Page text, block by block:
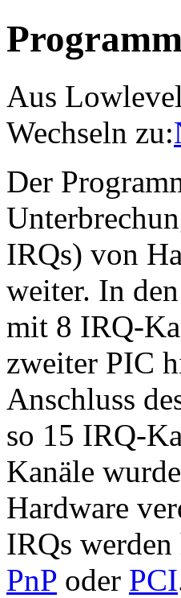
Aus Lowlevel
Wechseln zu:
Der
IRQs) von
weiter. In
mit 8 IRQ-
zweiter PIC
Anschluss
so 15 IRQ-
Kanäle
Hardware
IRQs
PnP oder PCI